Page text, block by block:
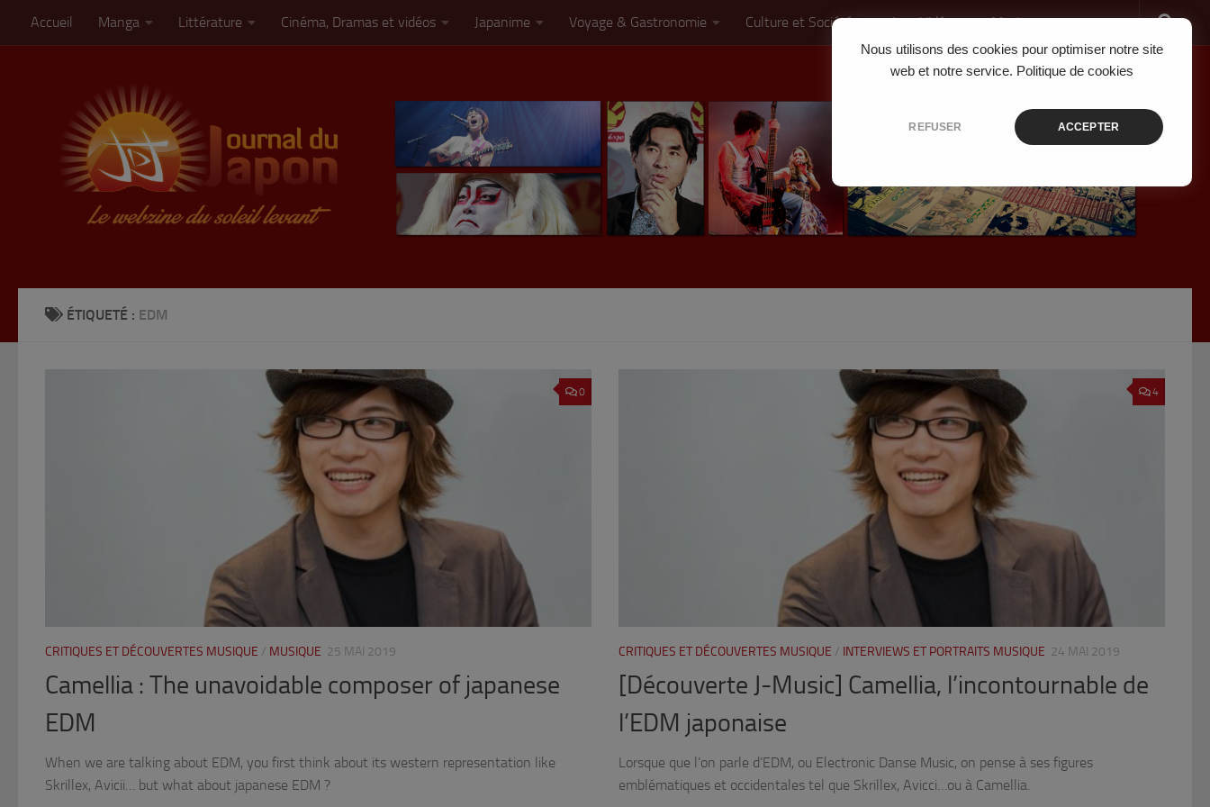
Nous utilisons des cookies pour optimiser notre site
web et notre service. Politique de cookies
REFUSER ACCEPTER
Skip to content
Accueil Manga Littérature Cinéma, Dramas et vidéos Japanime Voyage & Gastronomie Culture et Société Jeux Vidéo Musique
ÉTIQUETÉ : EDM
0
CRITIQUES ET DÉCOUVERTES MUSIQUE / MUSIQUE 25 MAI 2019
Camellia : The unavoidable composer of japanese
EDM
When we are talking about EDM, you first think about its western representation like
Skrillex, Avicii… but what about japanese EDM ?
4
CRITIQUES ET DÉCOUVERTES MUSIQUE / INTERVIEWS ET PORTRAITS MUSIQUE 24 MAI 2019
[Découverte J-Music] Camellia, l’incontournable de
l’EDM japonaise
Lorsque que l’on parle d’EDM, ou Electronic Danse Music, on pense à ses figures
emblématiques et occidentales tel que Skrillex, Avicci…ou à Camellia.